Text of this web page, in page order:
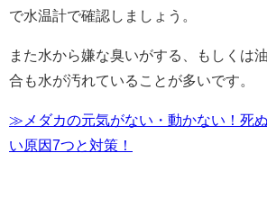
で水温計で確認しましょう。
また水から嫌な臭いがする、もしくは
合も水が汚れていることが多いです。
≫メダカの元気がない・動かない！死
い原因7つと対策！